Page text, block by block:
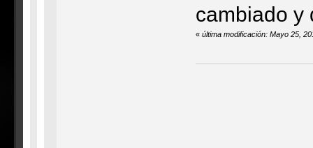
cambiado y
«última modificación: Mayo 25,